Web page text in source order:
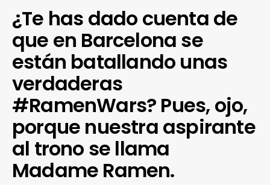
¿Te has dado cuenta de
que en Barcelona se
están batallando unas
verdaderas
#RamenWars? Pues, ojo,
porque nuestra aspirante
al trono se llama
Madame Ramen.